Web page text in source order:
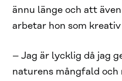
ännu länge och att
arbetar hon som
– Jag är lycklig då jag
naturens mångfald